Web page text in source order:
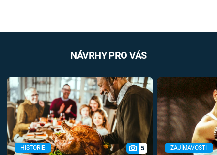
NÁVRHY PRO VÁS
HISTORIE 5 ZAJÍMAVOSTI